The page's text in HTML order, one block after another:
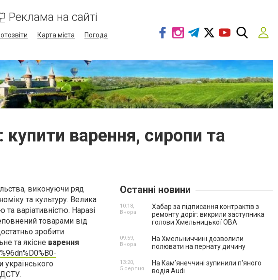
Реклама на сайті
Карта міста
Погода
варення, сиропи та
виконуючи ряд
та культуру. Велика
варіативністю. Наразі
товарами від
зробити
та якісне варення
українського
Останні новини
Хабар за підписання контрактів з
ремонту доріг: викрили заступника
голови Хмельницької ОВА
10:18,
Вчора
На Хмельниччині дозволили
полювати на пернату дичину
09:59,
Вчора
На Камʼянеччині зупинили п'яного
водія Audi
13:20,
5 серпня